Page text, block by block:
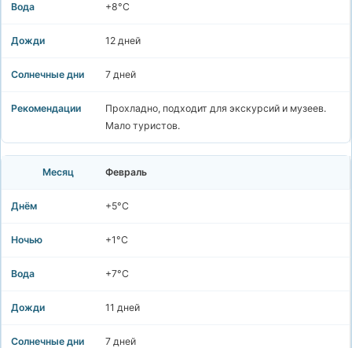
+8°C
12 дней
7 дней
Прохладно, подходит для экскурсий и музеев.
Мало туристов.
Февраль
+5°C
+1°C
+7°C
11 дней
7 дней